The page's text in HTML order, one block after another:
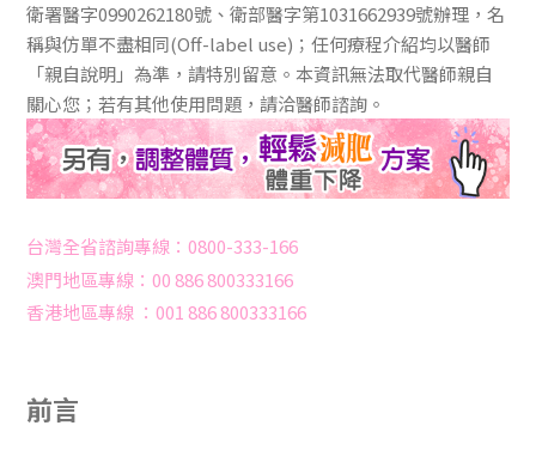
衛署醫字0990262180號、衛部醫字第1031662939號辦理，名
稱與仿單不盡相同(Off-label use)；任何療程介紹均以醫師
「親自說明」為準，請特別留意。本資訊無法取代醫師親自
關心您；若有其他使用問題，請洽醫師諮詢。
台灣全省諮詢專線：0800-333-166
澳門地區專線：00 886 800333166
香港地區專線 ：001 886 800333166
前言